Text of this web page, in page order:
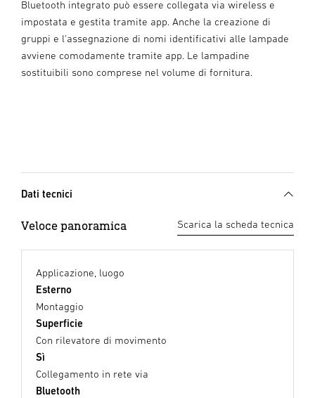
Bluetooth integrato può essere collegata via wireless e
impostata e gestita tramite app. Anche la creazione di
gruppi e l'assegnazione di nomi identificativi alle lampade
avviene comodamente tramite app. Le lampadine
sostituibili sono comprese nel volume di fornitura.
Dati tecnici
Veloce panoramica Scarica la scheda tecnica
Applicazione, luogo
Esterno
Montaggio
Superficie
Con rilevatore di movimento
Sì
Collegamento in rete via
Bluetooth